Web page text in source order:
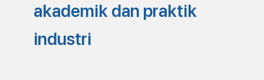
akademik dan praktik
industri